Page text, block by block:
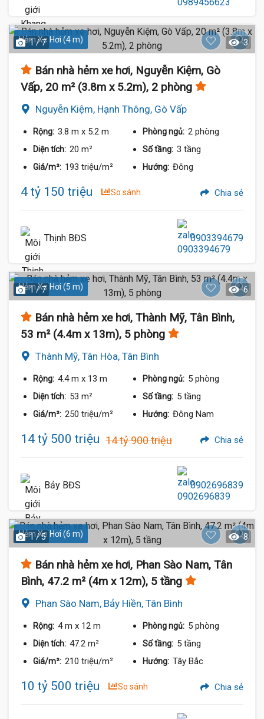
Hẻm Xe Hơi (4 m)
1 / 7 3
Bán nhà hẻm xe hơi, Nguyễn Kiệm, Gò
Vấp, 20 m² (3.8m x 5.2m), 2 phòng
Nguyễn Kiệm, Hạnh Thông, Gò Vấp
Rộng: 3.8 m x 5.2 m Phòng ngủ: 2 phòng
Diện tích: 20 m² Số tầng: 3 tầng
Giá/m²: 193 triệu/m² Hướng: Đông
4 tỷ 150 triệu So sánh Chia sẻ
Thịnh BĐS 0903394679
Hẻm Xe Hơi (5 m)
1 / 7 6
Bán nhà hẻm xe hơi, Thành Mỹ, Tân Bình,
53 m² (4.4m x 13m), 5 phòng
Thành Mỹ, Tân Hòa, Tân Bình
Rộng: 4.4 m x 13 m Phòng ngủ: 5 phòng
Diện tích: 53 m² Số tầng: 5 tầng
Giá/m²: 250 triệu/m² Hướng: Đông Nam
14 tỷ 500 triệu 14 tỷ 900 triệu Chia sẻ
Bảy BĐS 0902696839
Hẻm Xe Hơi (6 m)
1 / 5 8
Bán nhà hẻm xe hơi, Phan Sào Nam, Tân
Bình, 47.2 m² (4m x 12m), 5 tầng
Phan Sào Nam, Bảy Hiền, Tân Bình
Rộng: 4 m x 12 m Phòng ngủ: 5 phòng
Diện tích: 47.2 m² Số tầng: 5 tầng
Giá/m²: 210 triệu/m² Hướng: Tây Bắc
10 tỷ 500 triệu So sánh Chia sẻ